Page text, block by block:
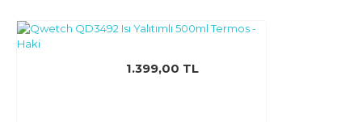
1.399,00 TL